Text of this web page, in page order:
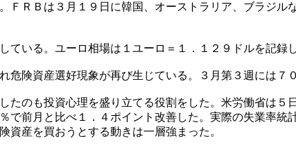
ＦＲＢは３月１９日に韓国、オーストラリア、ブラジ
ている。ユーロ相場は１ユーロ＝１．１２９ドルを記
危険資産選好現象が再び生じている。３月第３週には
たのも投資心理を盛り立てる役割をした。米労働省は
で前月と比べ１．４ポイント改善した。実際の失業率
資産を買おうとする動きは一層強まった。